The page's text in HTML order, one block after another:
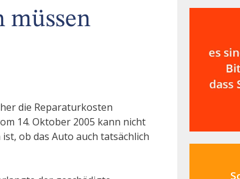
müssen
die Reparaturkosten
14. Oktober 2005 kann nicht
ob das Auto auch tatsächlich